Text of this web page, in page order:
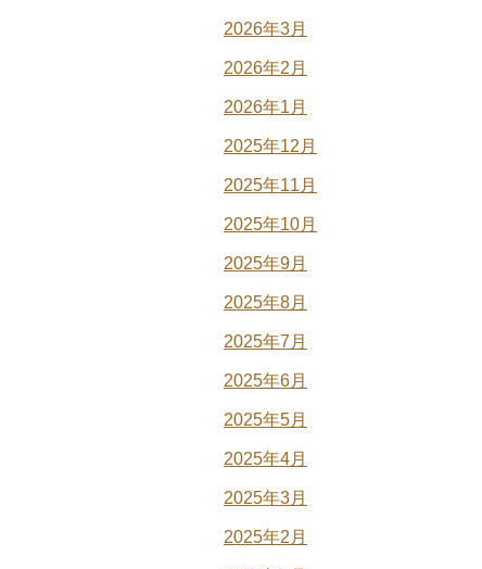
2026年3月
2026年2月
2026年1月
2025年12月
2025年11月
2025年10月
2025年9月
2025年8月
2025年7月
2025年6月
2025年5月
2025年4月
2025年3月
2025年2月